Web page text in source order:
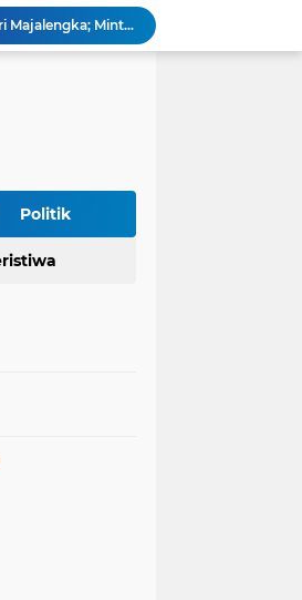
Demi Tegaknya Hukum, LP3 Datangi Polres dan Kejari Majalengka; Minta Penegakan Proporsional: Restoratif untuk Lemah, Tegas untuk Narkoba & Oknum
Kapolda Jabar Hadiri Haul Pondok Buntet, Ajak Ulama dan Polri Bersinergi Jaga Kondusivitas Jawa Barat.
Polrestabes Bandung Ungkap Kasus Tindak Pidana Penganiayaan Dan Pengeroyokan Yang Terjadi Di Kota Bandung.
Cegah Makanan Terbuang, Koramil Sumberjaya dan BGN Alihkan Distribusi MBG ke Lokasi Latihan Paskibraka Palasah
Politik